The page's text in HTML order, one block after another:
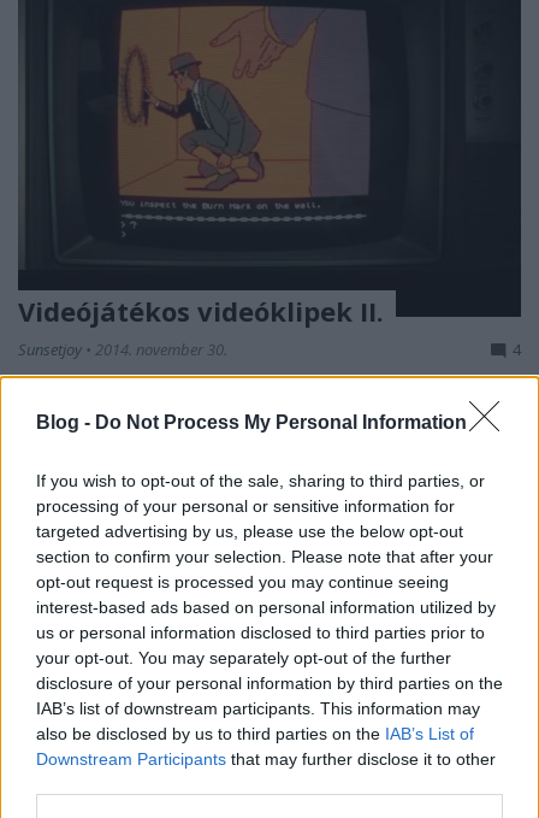
Blog - Do Not Process My Personal Information
If you wish to opt-out of the sale, sharing to third parties, or
processing of your personal or sensitive information for
targeted advertising by us, please use the below opt-out
section to confirm your selection. Please note that after your
opt-out request is processed you may continue seeing
interest-based ads based on personal information utilized by
us or personal information disclosed to third parties prior to
your opt-out. You may separately opt-out of the further
disclosure of your personal information by third parties on the
IAB’s list of downstream participants. This information may
also be disclosed by us to third parties on the IAB’s List of
Downstream Participants that may further disclose it to other
Videójátékos videóklipek II.
Sunsetjoy • 2014. november 30. 4
Még a tavasszal volt egy poszt (link), amelynek most
némi apropó folytán itt van a folytatása. Kevesebb
még egy nem árthat (valószínűleg nem lesz több :)
Polinski (feat. Big Delta)- Stitches A Spectrum gépek
világát idéző…